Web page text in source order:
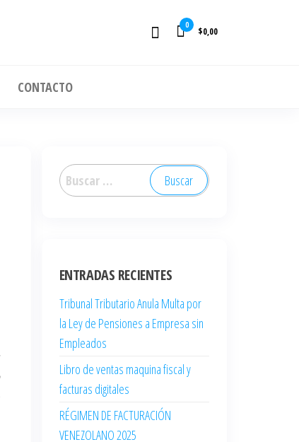
0
$0,00
CONTACTO
ENTRADAS RECIENTES
Tribunal Tributario Anula Multa por
la Ley de Pensiones a Empresa sin
Empleados
Libro de ventas maquina fiscal y
facturas digitales
RÉGIMEN DE FACTURACIÓN
VENEZOLANO 2025